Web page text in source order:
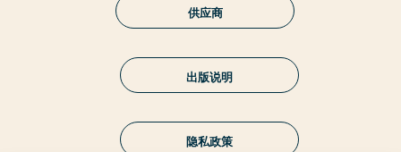
供应商
出版说明
隐私政策